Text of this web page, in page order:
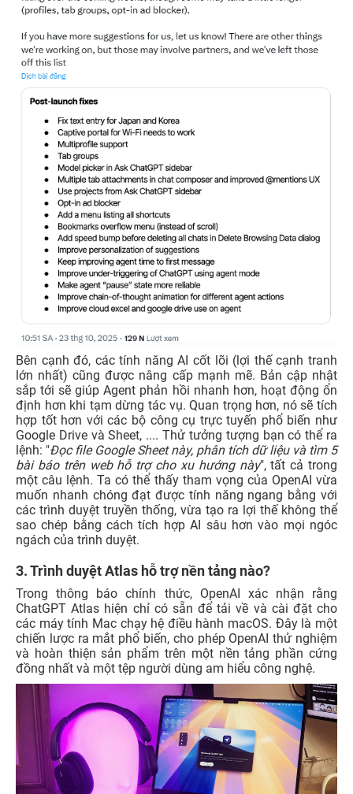
Bên cạnh đó, các tính năng AI cốt lõi (lợi thế cạnh tranh
lớn nhất) cũng được nâng cấp mạnh mẽ. Bản cập nhật
sắp tới sẽ giúp Agent phản hồi nhanh hơn, hoạt động ổn
định hơn khi tạm dừng tác vụ. Quan trọng hơn, nó sẽ tích
hợp tốt hơn với các bộ công cụ trực tuyến phổ biến như
Google Drive và Sheet, .... Thử tưởng tượng bạn có thể ra
lệnh: "Đọc file Google Sheet này, phân tích dữ liệu và tìm 5
bài báo trên web hỗ trợ cho xu hướng này", tất cả trong
một câu lệnh. Ta có thể thấy tham vọng của OpenAI vừa
muốn nhanh chóng đạt được tính năng ngang bằng với
các trình duyệt truyền thống, vừa tạo ra lợi thế không thể
sao chép bằng cách tích hợp AI sâu hơn vào mọi ngóc
ngách của trình duyệt.
3. Trình duyệt Atlas hỗ trợ nền tảng nào?
Trong thông báo chính thức, OpenAI xác nhận rằng
ChatGPT Atlas hiện chỉ có sẵn để tải về và cài đặt cho
các máy tính Mac chạy hệ điều hành macOS. Đây là một
chiến lược ra mắt phổ biến, cho phép OpenAI thử nghiệm
và hoàn thiện sản phẩm trên một nền tảng phần cứng
đồng nhất và một tệp người dùng am hiểu công nghệ.